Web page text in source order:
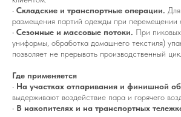
• Складские и транспортные операции.
размещения партий одежды при перемещении
• Сезонные и массовые потоки. При
униформы, обработка домашнего текстиля)
позволяет не прерывать производственный
Где применяется
• На участках отпаривания и финишной
выдерживают воздействие пара и горячего
• В накопителях и на транспортных